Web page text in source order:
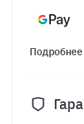
Подробнее